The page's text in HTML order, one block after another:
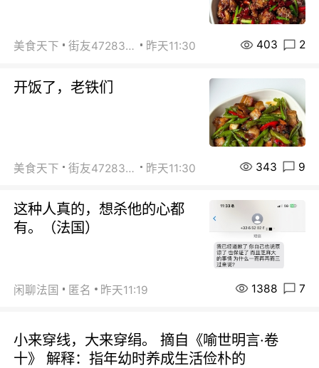
美食天下 街友472838572 昨天11:30 403 2
开饭了，老铁们
美食天下 街友472838572 昨天11:30 343 9
这种人真的，想杀他的心都
有。（法国）
闲聊法国 匿名 昨天11:19 1388 7
小来穿线，大来穿绢。 摘自《喻世明言·卷
十》 解释：指年幼时养成生活俭朴的